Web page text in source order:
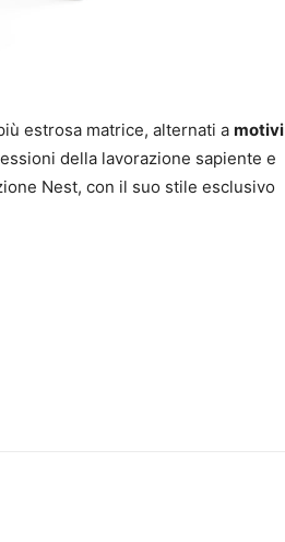
estrosa matrice, alternati a motivi
della lavorazione sapiente e
Nest, con il suo stile esclusivo